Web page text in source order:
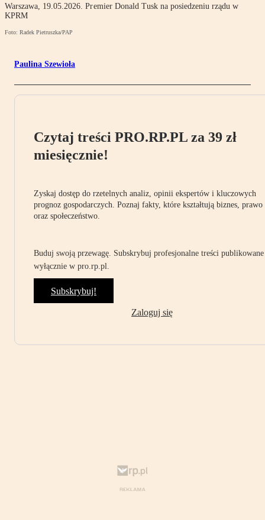
Warszawa, 19.05.2026. Premier Donald Tusk na posiedzeniu rządu w
KPRM
Foto: Radek Pietruszka/PAP
Paulina Szewioła
Czytaj treści PRO.RP.PL za 39 zł
miesięcznie!
Zyskaj dostęp do rzetelnych analiz, opinii ekspertów i kluczowych
prognoz gospodarczych. Poznaj fakty, które kształtują biznes, prawo
oraz społeczeństwo.
Buduj swoją przewagę. Subskrybuj profesjonalne treści publikowane
wyłącznie w pro.rp.pl.
Subskrybuj!
Zaloguj się